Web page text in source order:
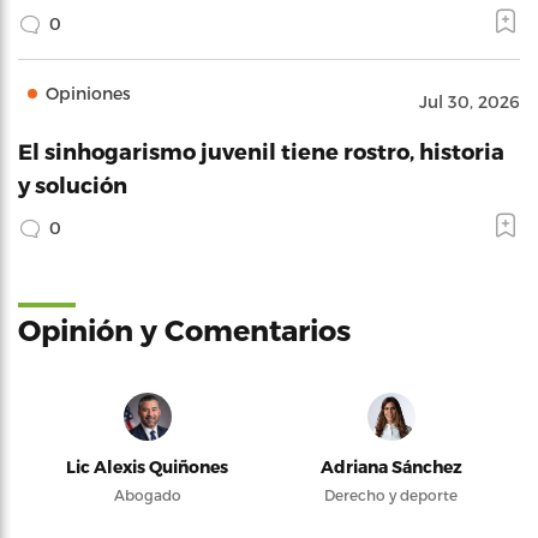
0
Opiniones Jul 30, 2026
El sinhogarismo juvenil tiene rostro, historia
y solución
0
Opinión y Comentarios
Lic Alexis Quiñones
Abogado
Adriana Sánchez
Derecho y deporte